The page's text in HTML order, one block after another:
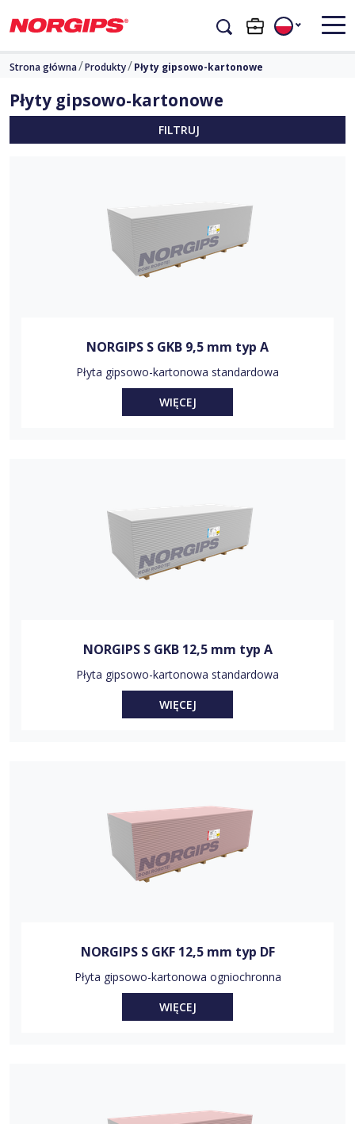
Strona główna Produkty Płyty gipsowo-kartonowe
Płyty gipsowo-kartonowe
FILTRUJ
NORGIPS S GKB 9,5 mm typ A
Płyta gipsowo-kartonowa standardowa
WIĘCEJ
NORGIPS S GKB 12,5 mm typ A
Płyta gipsowo-kartonowa standardowa
WIĘCEJ
NORGIPS S GKF 12,5 mm typ DF
Płyta gipsowo-kartonowa ogniochronna
WIĘCEJ